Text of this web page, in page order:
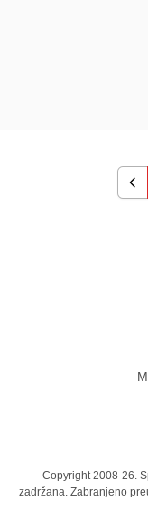
Copyright 2008-26.
zadržana. Zabranjeno